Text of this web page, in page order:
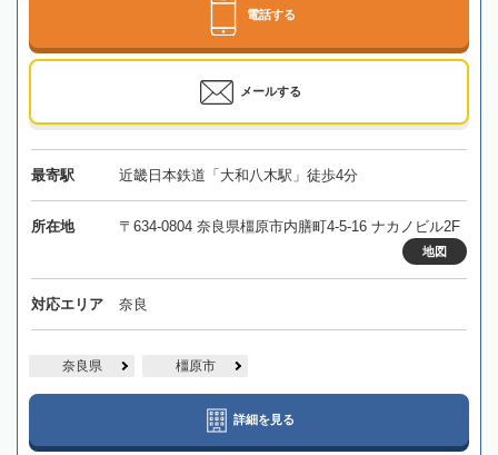
電話する
メールする
最寄駅 近畿日本鉄道「大和八木駅」徒歩4分
所在地 〒634-0804 奈良県橿原市内膳町4-5-16 ナカノビル2F
地図
対応エリア 奈良
奈良県 橿原市
詳細を見る